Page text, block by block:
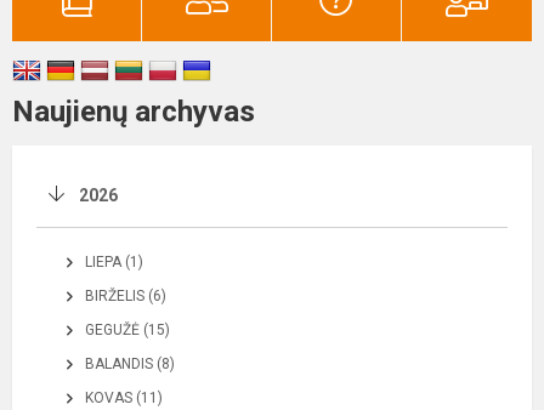
Naujienų archyvas
2026
LIEPA (1)
BIRŽELIS (6)
GEGUŽĖ (15)
BALANDIS (8)
KOVAS (11)